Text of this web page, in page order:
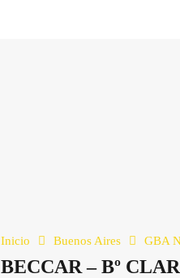
Inicio Buenos Aires GBA
BECCAR – Bº